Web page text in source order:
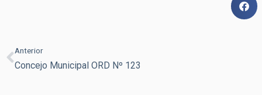
Anterior
Concejo Municipal ORD Nº 123